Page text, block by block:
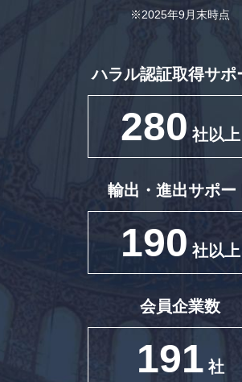
※2025年9月末時点
ハラル認証取得サポ
280 社以上
輸出・進出サポー
190 社以上
会員企業数
191 社